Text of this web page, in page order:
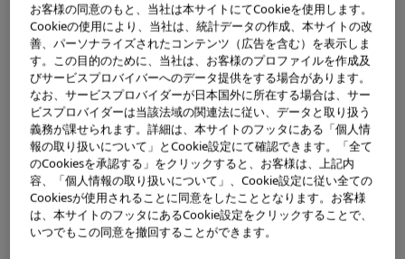
主な特長
1. クラス最高レベル2.5倍（35mm判換算）の最大撮影
倍率
2. 美しい描画性能を備えたプレミアムマクロレンズ
3. マクロ領域でも高速なAFを実現
発売の概要
お客様の同意のもと、当社は本サイトにてCookieを使用します。
Cookieの使用により、当社は、統計データの作成、本サイトの改
善、パーソナライズされたコンテンツ（広告を含む）を表示しま
す。この目的のために、当社は、お客様のプロファイルを作成及
びサービスプロバイバーへのデータ提供をする場合があります。
なお、サービスプロバイダーが日本国外に所在する場合は、サー
ビスプロバイダーは当該法域の関連法に従い、データと取り扱う
義務が課せられます。詳細は、本サイトのフッタにある「個人情
報の取り扱いについて」とCookie設定にて確認できます。「全て
のCookiesを承認する」をクリックすると、お客様は、上記内
容、「個人情報の取り扱いについて」、Cookie設定に従い全ての
Cookiesが使用されることに同意をしたこととなります。お客様
は、本サイトのフッタにあるCookie設定をクリックすることで、
いつでもこの同意を撤回することができます。